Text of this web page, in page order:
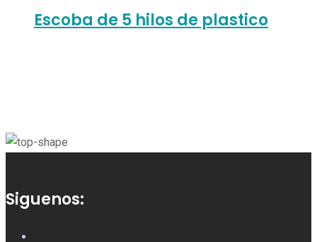
Escoba de 5 hilos de plastico
Siguenos: